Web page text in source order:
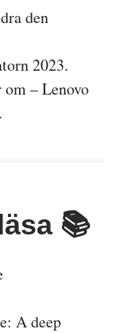
den
2023.
– Lenovo
📚
A deep